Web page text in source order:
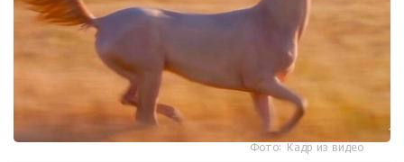
Фото: Кадр из видео